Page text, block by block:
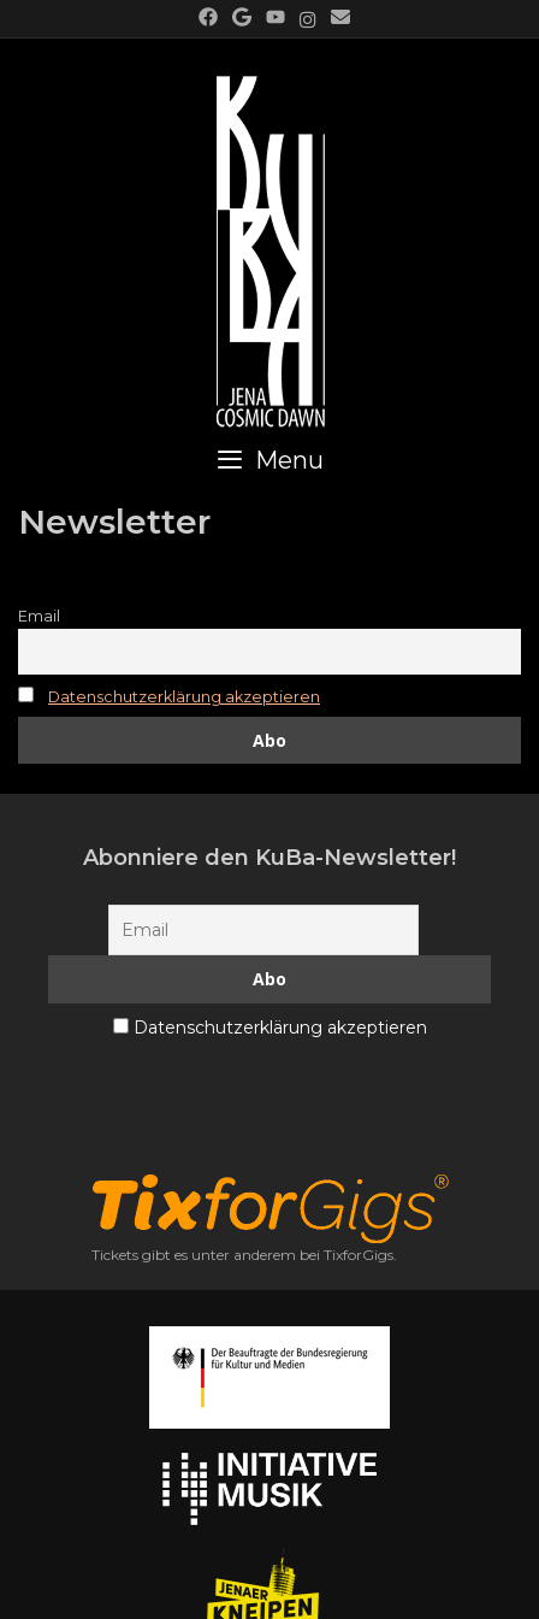
to
Menu
Newsletter
Email
Datenschutzerklärung akzeptieren
Abonniere den KuBa-Newsletter!
Datenschutzerklärung akzeptieren
Tickets gibt es unter anderem bei TixforGigs.